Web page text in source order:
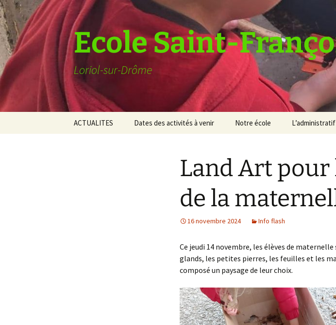
Ecole Saint-
Loriol-sur-Drôme
ACTUALITES Dates des activités à venir Notre école
Land Art pour
de la
16 novembre 2024 Info flash
Ce jeudi 14 novembre, les élèves de
glands, les petites pierres, les feuilles et les
composé un paysage de leur choix.